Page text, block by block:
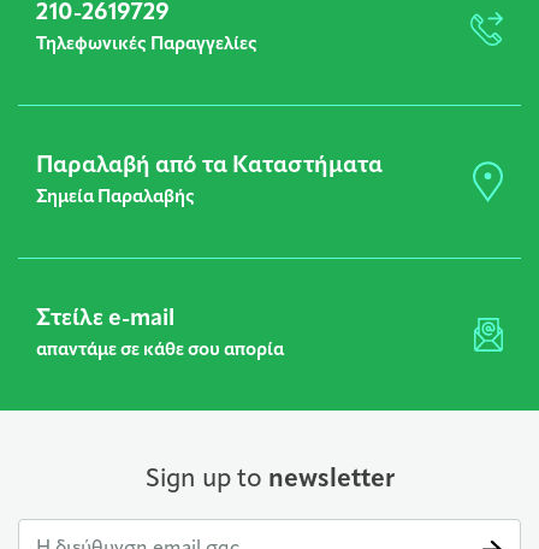
210-2619729
Τηλεφωνικές Παραγγελίες
Παραλαβή από τα Καταστήματα
Σημεία Παραλαβής
Στείλε e-mail
απαντάμε σε κάθε σου απορία
Sign up to newsletter